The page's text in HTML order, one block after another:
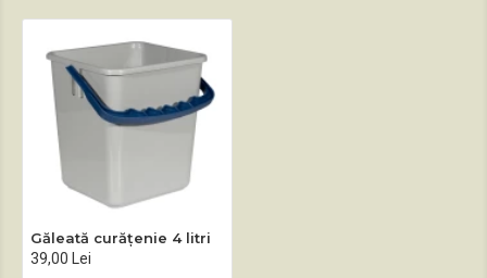
Găleată curățenie 4 litri
39,00 Lei